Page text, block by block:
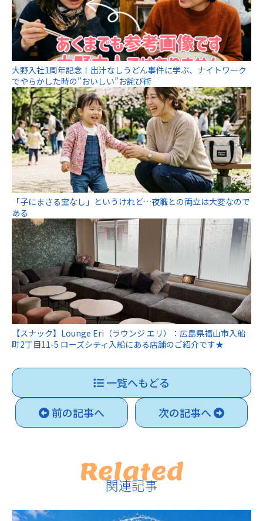
大野入社1周年記念！出汁なしうどん事件に学ぶ、ナイトワーク
でやらかした時の”おいしい”お詫び術
「子にまさる宝なし」というけれど…夜職との両立は大変なので
ある
【スナック】Lounge Eri（ラウンジ エリ）：広島県福山市入船
町2丁目11-5 ローズシティ入船にある店舗のご紹介です★
一覧へもどる
前の記事へ
次の記事へ
Related
関連記事